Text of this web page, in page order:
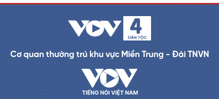
Cơ quan thường trú khu vực Miền Trung - Đài TNVN